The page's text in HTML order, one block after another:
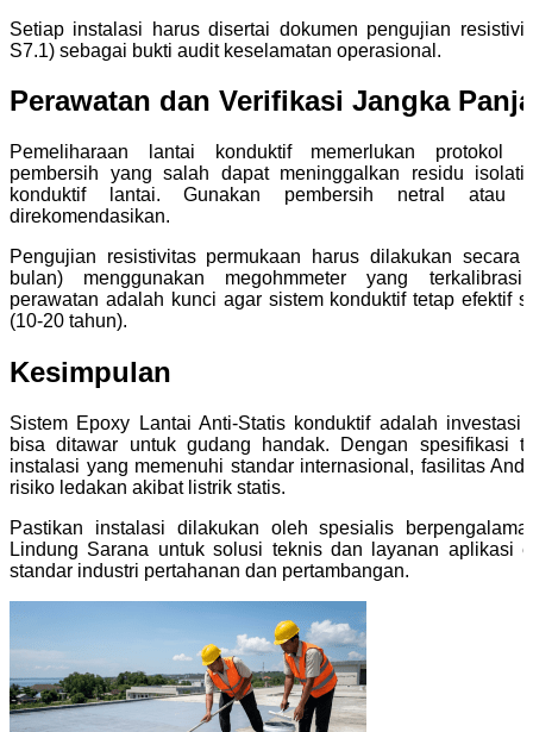
Setiap instalasi harus disertai dokumen pengujian
S7.1) sebagai bukti audit keselamatan operasional.
Perawatan dan Verifikasi Jangka
Pemeliharaan lantai konduktif memerlukan protokol
pembersih yang salah dapat meninggalkan residu
konduktif lantai. Gunakan pembersih netral atau
direkomendasikan.
Pengujian resistivitas permukaan harus dilakukan secara
bulan) menggunakan megohmmeter yang
perawatan adalah kunci agar sistem konduktif tetap efektif
(10-20 tahun).
Kesimpulan
Sistem Epoxy Lantai Anti-Statis konduktif adalah investasi
bisa ditawar untuk gudang handak. Dengan spesifikasi
instalasi yang memenuhi standar internasional, fasilitas
risiko ledakan akibat listrik statis.
Pastikan instalasi dilakukan oleh spesialis
Lindung Sarana untuk solusi teknis dan layanan aplikasi
standar industri pertahanan dan pertambangan.